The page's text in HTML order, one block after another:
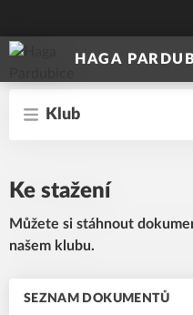
HAGA
Klub
Ke stažení
Můžete si stáhnout
našem klubu.
SEZNAM DOKUMENTŮ